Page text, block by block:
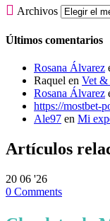
 Archivos
Últimos comentarios
Rosana Álvarez
Raquel en Vet &
Rosana Álvarez
https://mostbet-
Ale97 en Mi
Artículos
20 06 '26
0 Comments